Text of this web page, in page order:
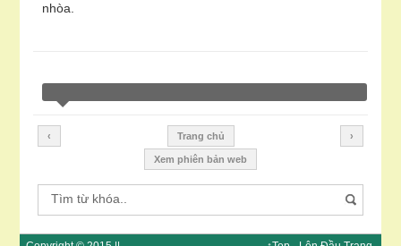
nhòa.
‹ ›
Trang chủ
Xem phiên bản web